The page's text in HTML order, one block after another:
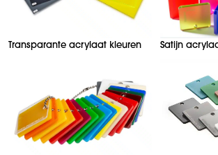
Transparante acrylaat kleuren Satijn